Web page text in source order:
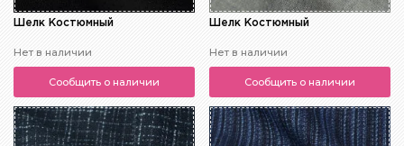
Шелк Костюмный
Нет в наличии
Сообщить о наличии
Шелк Костюмный
Нет в наличии
Сообщить о наличии